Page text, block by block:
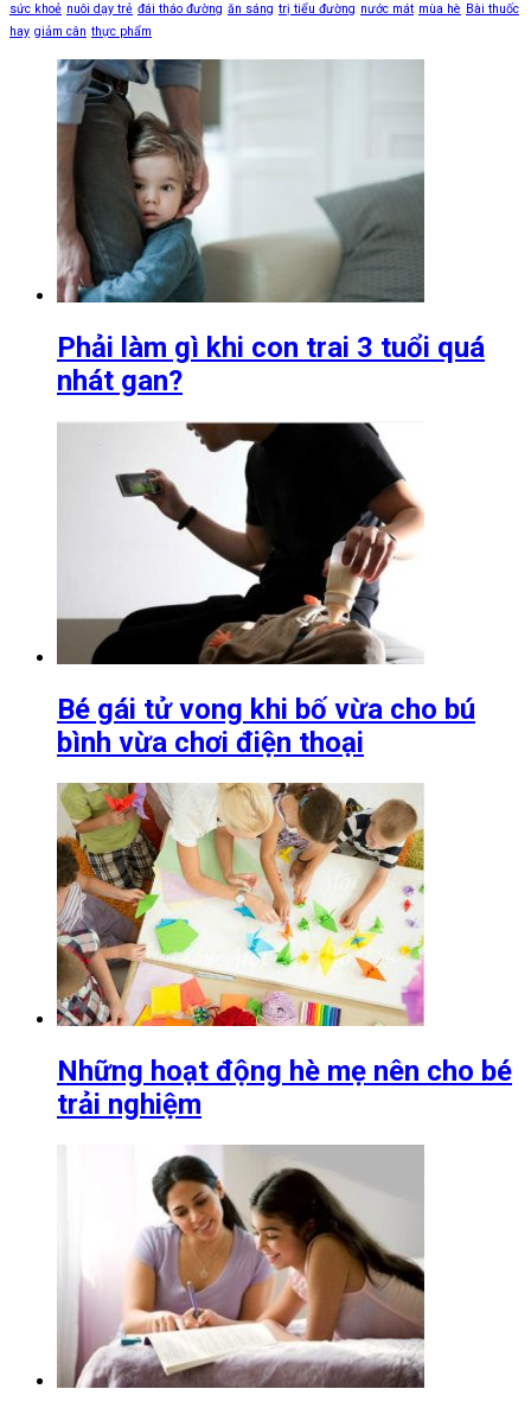
sức khoẻ nuôi dạy trẻ đái tháo đường ăn sáng trị tiểu đường nước mát mùa hè Bài thuốc
hay giảm cân thực phẩm
Phải làm gì khi con trai 3 tuổi quá
nhát gan?
Bé gái tử vong khi bố vừa cho bú
bình vừa chơi điện thoại
Những hoạt động hè mẹ nên cho bé
trải nghiệm